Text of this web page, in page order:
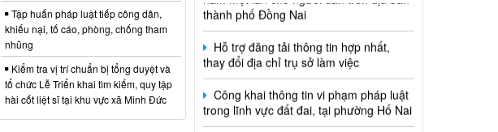
Hỗ trợ đăng tải thông tin hợp nhất,
thay đổi địa chỉ trụ sở làm việc
Công khai thông tin vi phạm pháp luật
trong lĩnh vực đất đai, tại phường Hố Nai
Tập huấn pháp luật tiếp công dân,
khiếu nại, tố cáo, phòng, chống tham
nhũng
Kiểm tra vị trí chuẩn bị tổng duyệt và
tổ chức Lễ Triển khai tìm kiếm, quy tập
hài cốt liệt sĩ tại khu vực xã Minh Đức